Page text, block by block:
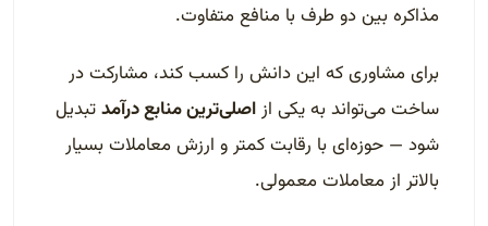
مذاکره بین دو طرف با منافع متفاوت.
برای مشاوری که این دانش را کسب کند، مشارکت در
ساخت می‌تواند به یکی از اصلی‌ترین منابع درآمدتبدیل
شود — حوزه‌ای با رقابت کمتر و ارزش معاملات بسیار
بالاتر از معاملات معمولی.